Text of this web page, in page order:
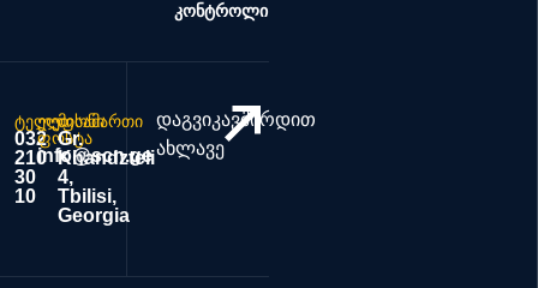
კონტროლი
ტელეფონი
032
210
30
10
ელ.
ფოსტა
info@scn.ge
მისამართი
Gr.
Khandzteli
4,
Tbilisi,
Georgia
დაგვიკავშირდით
ახლავე